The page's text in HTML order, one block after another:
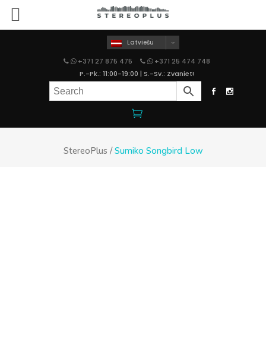
Latviešu
+371 27 875 475
+371 25 474 748
P.-Pk.: 11:00-19:00 | S.-Sv.: Zvaniet!
StereoPlus/Sumiko Songbird Low